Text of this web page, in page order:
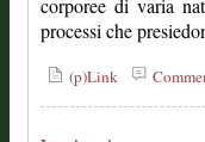
corporee di varia
processi che
(p)Link